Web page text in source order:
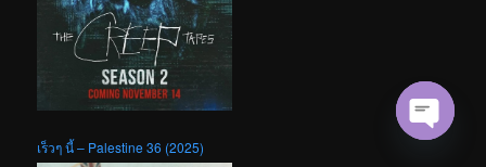
เร็วๆ นี้ – Palestine 36 (2025)